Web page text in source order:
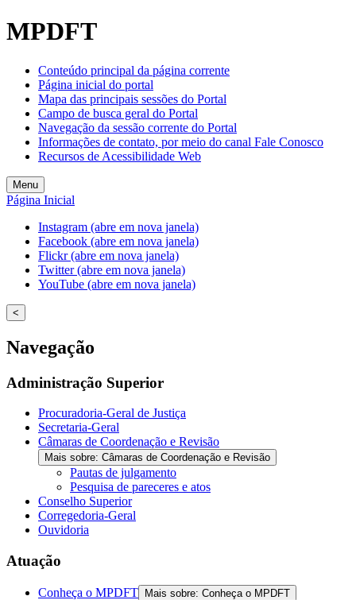
MPDFT
Conteúdo principal da página corrente
Página inicial do portal
Mapa das principais sessões do Portal
Campo de busca geral do Portal
Navegação da sessão corrente do Portal
Informações de contato, por meio do canal Fale Conosco
Recursos de Acessibilidade Web
Menu
Página Inicial
Instagram (abre em nova janela)
Facebook (abre em nova janela)
Flickr (abre em nova janela)
Twitter (abre em nova janela)
YouTube (abre em nova janela)
<
Navegação
Administração Superior
Procuradoria-Geral de Justiça
Secretaria-Geral
Câmaras de Coordenação e Revisão
Mais sobre: Câmaras de Coordenação e Revisão
Pautas de julgamento
Pesquisa de pareceres e atos
Conselho Superior
Corregedoria-Geral
Ouvidoria
Atuação
Conheça o MPDFT Mais sobre: Conheça o MPDFT